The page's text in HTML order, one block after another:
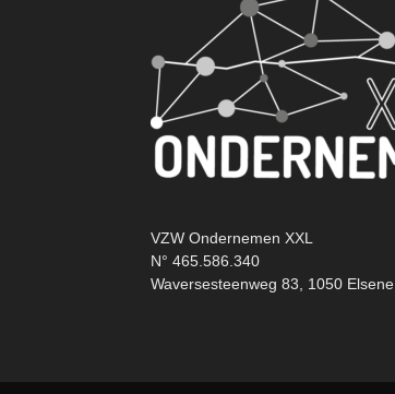
VZW Ondernemen XXL
N° 465.586.340
Waversesteenweg 83, 1050 Elsene